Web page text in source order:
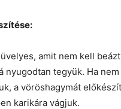
amit nem kell
nyugodtan tegyük. Ha
a vöröshagymát
karikára vágjuk.